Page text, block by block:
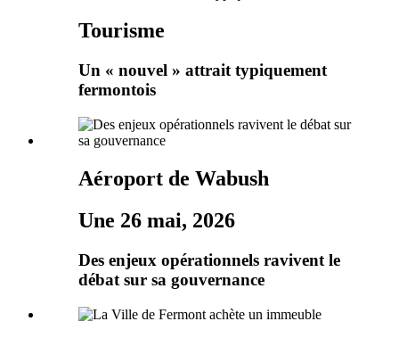
Tourisme
Un « nouvel » attrait typiquement
fermontois
Aéroport de Wabush
Une 26 mai, 2026
Des enjeux opérationnels ravivent le
débat sur sa gouvernance